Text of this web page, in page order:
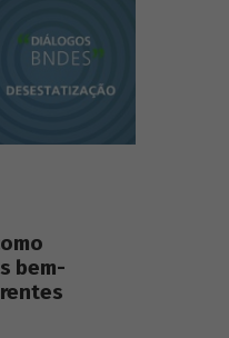
bem-